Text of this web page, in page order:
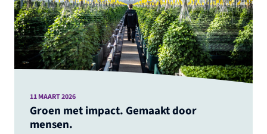
Groen met impact. Gemaakt door
mensen.
11 MAART 2026